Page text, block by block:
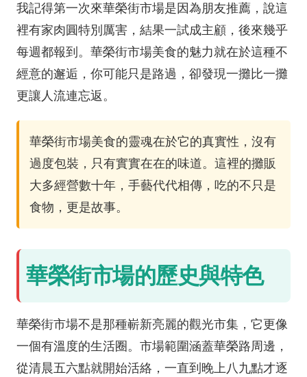
我記得第一次來華榮街市場是因為朋友推薦，說這
裡有家肉圓特別厲害，結果一試成主顧，後來幾乎
每週都報到。華榮街市場美食的魅力就在於這種不
經意的邂逅，你可能只是路過，卻發現一攤比一攤
更讓人流連忘返。
華榮街市場美食的靈魂在於它的真實性，沒有
過度包裝，只有實實在在的味道。這裡的攤販
大多經營數十年，手藝代代相傳，吃的不只是
食物，更是故事。
華榮街市場的歷史與特色
華榮街市場不是那種嶄新亮麗的觀光市集，它更像
一個有溫度的生活圈。市場範圍涵蓋華榮路周邊，
從清晨五六點就開始活絡，一直到晚上八九點才逐